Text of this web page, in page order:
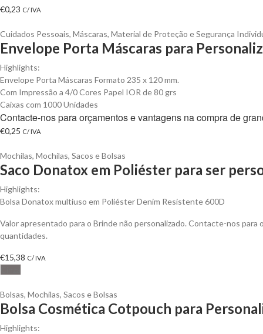
€0,23 C/ IVA
Cuidados Pessoais, Máscaras, Material de Proteção e Segurança
Envelope Porta Máscaras para
Highlights:
Envelope Porta Máscaras Formato 235 x 120 mm.
Com Impressão a 4/0 Cores Papel IOR de 80 grs
Caixas com 1000 Unidades
Contacte-nos para orçamentos e vantagens na compra de
€0,25 C/ IVA
Mochilas, Mochilas, Sacos e Bolsas
Saco Donatox em Poliéster para ser
Highlights:
Bolsa Donatox multiuso em Poliéster Denim Resistente 600D
Valor apresentado para o Brinde não personalizado. Contacte-nos
quantidades.
€15,38 C/ IVA
Bolsas, Mochilas, Sacos e Bolsas
Bolsa Cosmética Cotpouch para
Highlights: